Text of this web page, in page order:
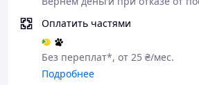
Оплатить частями
Без переплат*, от 25 ₴/мес.
Подробнее